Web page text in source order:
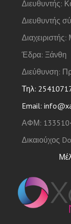
Διευθυντής:
Διευθυντής
Έδρα: Ξάνθη
Διεύθυνση:
Τηλ:
Email:
ΑΦΜ:
Δικαιούχος